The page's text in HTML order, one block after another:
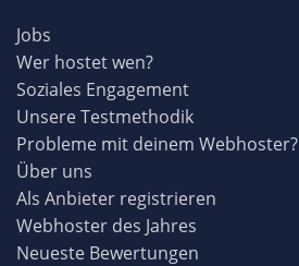
Jobs
Wer hostet wen?
Soziales Engagement
Unsere Testmethodik
Probleme mit deinem Webhoster?
Über uns
Als Anbieter registrieren
Webhoster des Jahres
Neueste Bewertungen